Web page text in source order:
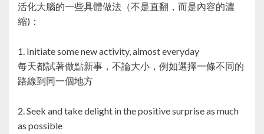
活化大腦的一些具體做法（不是直翻，而是內容的濃
縮)：
1. Initiate some new activity, almost everyday
每天都試著做點新事，不論大小，例如選擇一條不同的
路線到同一個地方
2. Seek and take delight in the positive surprise as much
as possible